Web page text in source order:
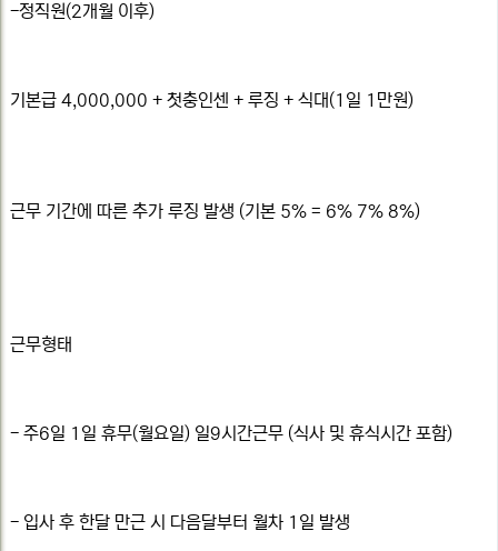
-정직원(2개월 이후)
기본급 4,000,000 + 첫충인센 + 루징 + 식대(1일 1만원)
근무 기간에 따른 추가 루징 발생 (기본 5% = 6% 7% 8%)
근무형태
- 주6일 1일 휴무(월요일) 일9시간근무 (식사 및 휴식시간 포함)
- 입사 후 한달 만근 시 다음달부터 월차 1일 발생